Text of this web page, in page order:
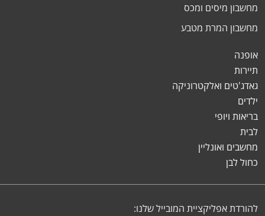
מחשבון מיסים ומכס
מחשבון המרת מטבע
אופנה
תיירות
גאדג'טים ואלקטרוניקה
ילדים
בריאות ויופי
לבית
מחשבים ואונליין
כחול לבן
להורדת אפליקציית המובייל שלנו: